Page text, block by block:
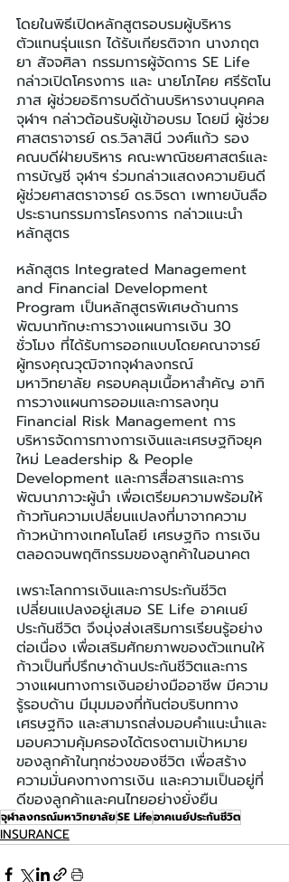
โดยในพิธีเปิดหลักสูตรอบรมผู้บริหาร
ตัวแทนรุ่นแรก ได้รับเกียรติจาก นางภฤต
ยา สัจจศิลา กรรมการผู้จัดการ SE Life
กล่าวเปิดโครงการ และ นายโภไคย ศรีรัตโน
ภาส ผู้ช่วยอธิการบดีด้านบริหารงานบุคคล
จุฬาฯ กล่าวต้อนรับผู้เข้าอบรม โดยมี ผู้ช่วย
ศาสตราจารย์ ดร.วิลาสินี วงศ์แก้ว รอง
คณบดีฝ่ายบริหาร คณะพาณิชยศาสตร์และ
การบัญชี จุฬาฯ ร่วมกล่าวแสดงความยินดี
ผู้ช่วยศาสตราจารย์ ดร.จิรดา เพทายบันลือ
ประธานกรรมการโครงการ กล่าวแนะนำ
หลักสูตร
หลักสูตร Integrated Management
and Financial Development
Program เป็นหลักสูตรพิเศษด้านการ
พัฒนาทักษะการวางแผนการเงิน 30
ชั่วโมง ที่ได้รับการออกแบบโดยคณาจารย์
ผู้ทรงคุณวุฒิจากจุฬาลงกรณ์
มหาวิทยาลัย ครอบคลุมเนื้อหาสำคัญ อาทิ
การวางแผนการออมและการลงทุน
Financial Risk Management การ
บริหารจัดการทางการเงินและเศรษฐกิจยุค
ใหม่ Leadership & People
Development และการสื่อสารและการ
พัฒนาภาวะผู้นำ เพื่อเตรียมความพร้อมให้
ก้าวทันความเปลี่ยนแปลงที่มาจากความ
ก้าวหน้าทางเทคโนโลยี เศรษฐกิจ การเงิน
ตลอดจนพฤติกรรมของลูกค้าในอนาคต
เพราะโลกการเงินและการประกันชีวิต
เปลี่ยนแปลงอยู่เสมอ SE Life อาคเนย์
ประกันชีวิต จึงมุ่งส่งเสริมการเรียนรู้อย่าง
ต่อเนื่อง เพื่อเสริมศักยภาพของตัวแทนให้
ก้าวเป็นที่ปรึกษาด้านประกันชีวิตและการ
วางแผนทางการเงินอย่างมืออาชีพ มีความ
รู้รอบด้าน มีมุมมองที่ทันต่อบริบททาง
เศรษฐกิจ และสามารถส่งมอบคำแนะนำและ
มอบความคุ้มครองได้ตรงตามเป้าหมาย
ของลูกค้าในทุกช่วงของชีวิต เพื่อสร้าง
ความมั่นคงทางการเงิน และความเป็นอยู่ที่
ดีของลูกค้าและคนไทยอย่างยั่งยืน
จุฬาลงกรณ์มหาวิทยาลัยSE Lifeอาคเนย์ประกันชีวิต
INSURANCE